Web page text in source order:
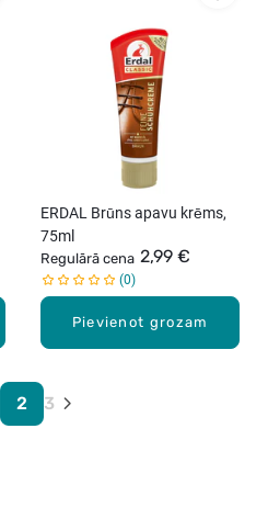
Pievienot grozam
ERDAL Brūns apavu krēms,
75ml
Regulārā cena 2,99 €
0
2 3